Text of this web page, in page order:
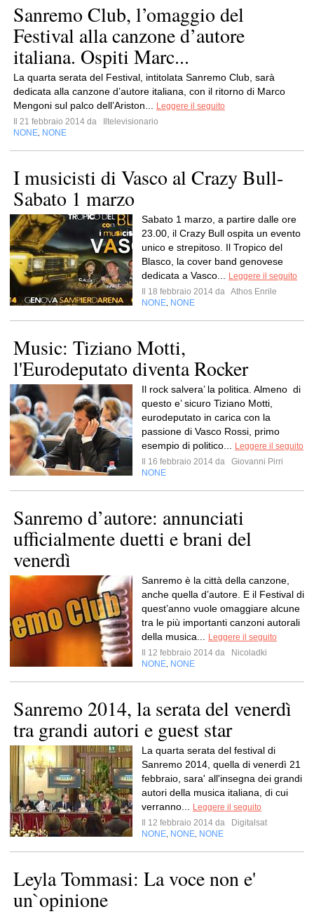
Sanremo Club, l’omaggio del
Festival alla canzone d’autore
italiana. Ospiti Marc...
La quarta serata del Festival, intitolata Sanremo Club, sarà
dedicata alla canzone d’autore italiana, con il ritorno di Marco
Mengoni sul palco dell’Ariston...
Leggere il seguito
Il 21 febbraio 2014 da
Iltelevisionario
NONE NONE
I musicisti di Vasco al Crazy Bull-
Sabato 1 marzo
Sabato 1 marzo, a partire dalle ore
23.00, il Crazy Bull ospita un evento
unico e strepitoso. Il Tropico del
Blasco, la cover band genovese
dedicata a Vasco...
Leggere il seguito
Il 18 febbraio 2014 da Athos Enrile
NONE NONE
Music: Tiziano Motti,
l'Eurodeputato diventa Rocker
Il rock salvera’ la politica. Almeno di
questo e’ sicuro Tiziano Motti,
eurodeputato in carica con la
passione di Vasco Rossi, primo
esempio di politico...
Leggere il seguito
Il 16 febbraio 2014 da
Giovanni Pirri
NONE
Sanremo d’autore: annunciati
ufficialmente duetti e brani del
venerdì
Sanremo è la città della canzone,
anche quella d’autore. E il Festival di
quest’anno vuole omaggiare alcune
tra le più importanti canzoni autorali
della musica...
Leggere il seguito
Il 12 febbraio 2014 da
Nicoladki
NONE NONE
Sanremo 2014, la serata del venerdì
tra grandi autori e guest star
La quarta serata del festival di
Sanremo 2014, quella di venerdì 21
febbraio, sara' all'insegna dei grandi
autori della musica italiana, di cui
verranno...
Leggere il seguito
Il 12 febbraio 2014 da
Digitalsat
NONE NONE NONE
Leyla Tommasi: La voce non e'
un`opinione